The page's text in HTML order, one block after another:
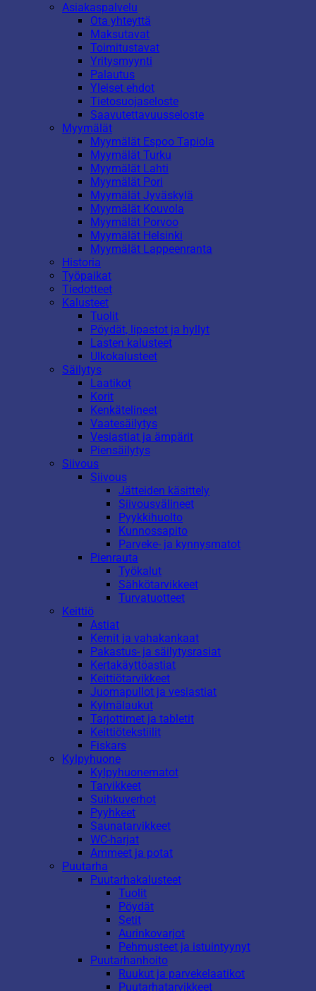
Asiakaspalvelu
Ota yhteyttä
Maksutavat
Toimitustavat
Yritysmyynti
Palautus
Yleiset ehdot
Tietosuojaseloste
Saavutettavuusseloste
Myymälät
Myymälät Espoo Tapiola
Myymälät Turku
Myymälät Lahti
Myymälät Pori
Myymälät Jyväskylä
Myymälät Kouvola
Myymälät Porvoo
Myymälät Helsinki
Myymälät Lappeenranta
Historia
Työpaikat
Tiedotteet
Kalusteet
Tuolit
Pöydät, lipastot ja hyllyt
Lasten kalusteet
Ulkokalusteet
Säilytys
Laatikot
Korit
Kenkätelineet
Vaatesäilytys
Vesiastiat ja ämpärit
Piensäilytys
Siivous
Siivous
Jätteiden käsittely
Siivousvälineet
Pyykkihuolto
Kunnossapito
Parveke- ja kynnysmatot
Pienrauta
Työkalut
Sähkötarvikkeet
Turvatuotteet
Keittiö
Astiat
Kernit ja vahakankaat
Pakastus- ja säilytysrasiat
Kertakäyttöastiat
Keittiötarvikkeet
Juomapullot ja vesiastiat
Kylmälaukut
Tarjottimet ja tabletit
Keittiötekstiilit
Fiskars
Kylpyhuone
Kylpyhuonematot
Tarvikkeet
Suihkuverhot
Pyyhkeet
Saunatarvikkeet
WC-harjat
Ammeet ja potat
Puutarha
Puutarhakalusteet
Tuolit
Pöydät
Setit
Aurinkovarjot
Pehmusteet ja istuintyynyt
Puutarhanhoito
Ruukut ja parvekelaatikot
Puutarhatarvikkeet